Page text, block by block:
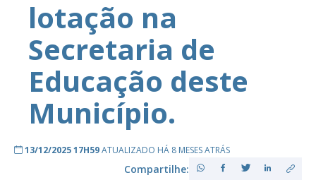
lotação na
Secretaria de
Educação deste
Município.
13/12/2025 17H59ATUALIZADO HÁ 8 MESES ATRÁS
Compartilhe: